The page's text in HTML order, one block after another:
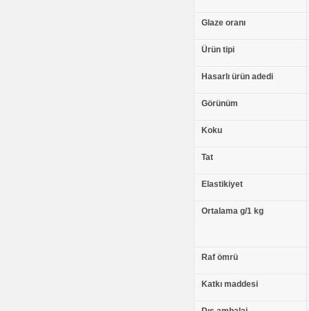
Glaze oranı
Ürün tipi
Hasarlı ürün adedi
Görünüm
Koku
Tat
Elastikiyet
Ortalama g/1 kg
Raf ömrü
Katkı maddesi